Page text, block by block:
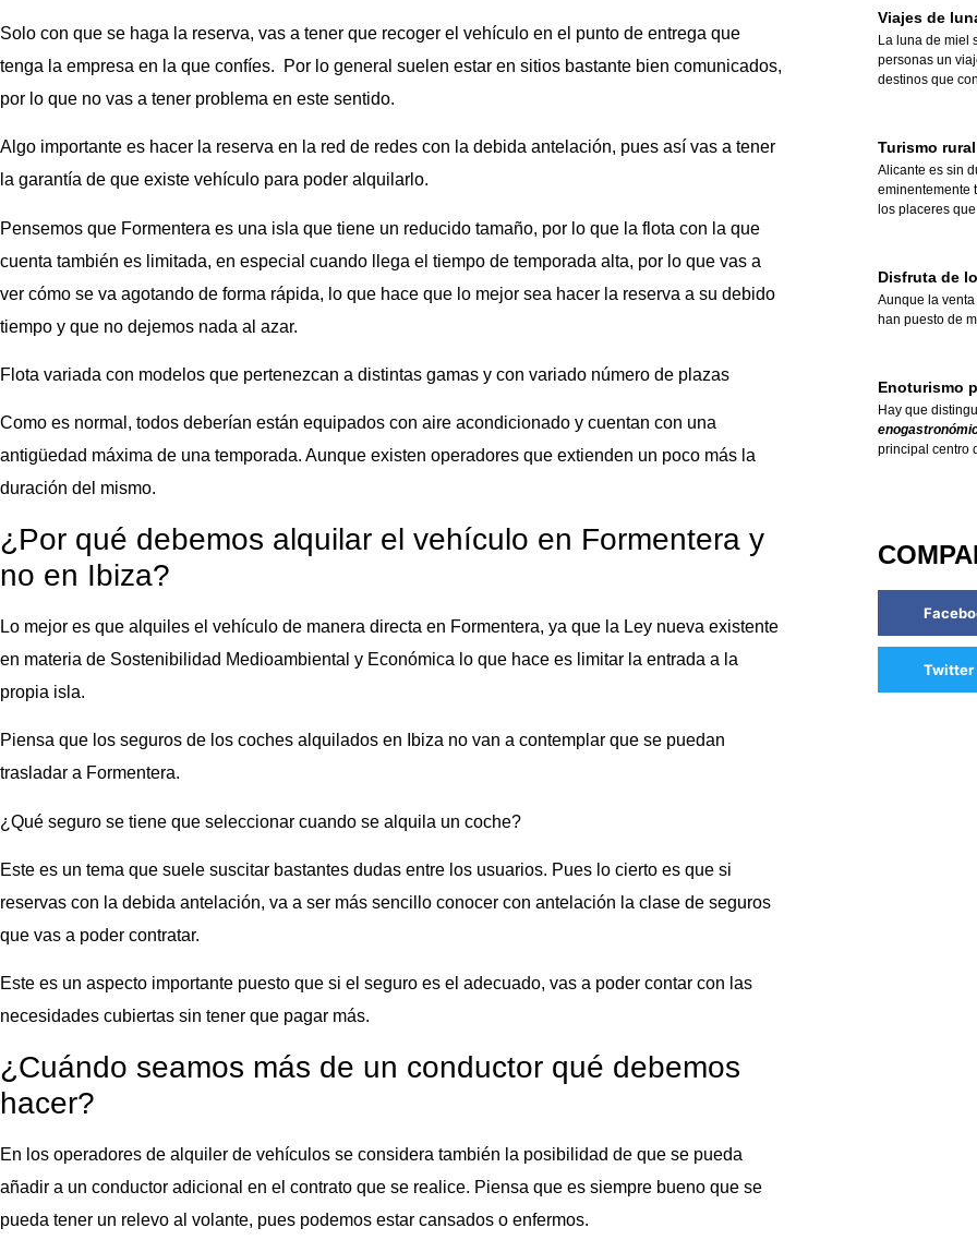
Solo con que se haga la reserva, vas a tener que recoger el vehículo en el punto de entrega que
tenga la empresa en la que confíes. Por lo general suelen estar en sitios bastante bien comunicados,
por lo que no vas a tener problema en este sentido.
Algo importante es hacer la reserva en la red de redes con la debida antelación, pues así vas a tener
la garantía de que existe vehículo para poder alquilarlo.
Pensemos que Formentera es una isla que tiene un reducido tamaño, por lo que la flota con la que
cuenta también es limitada, en especial cuando llega el tiempo de temporada alta, por lo que vas a
ver cómo se va agotando de forma rápida, lo que hace que lo mejor sea hacer la reserva a su debido
tiempo y que no dejemos nada al azar.
Flota variada con modelos que pertenezcan a distintas gamas y con variado número de plazas
Como es normal, todos deberían están equipados con aire acondicionado y cuentan con una
antigüedad máxima de una temporada. Aunque existen operadores que extienden un poco más la
duración del mismo.
¿Por qué debemos alquilar el vehículo en Formentera y
no en Ibiza?
Lo mejor es que alquiles el vehículo de manera directa en Formentera, ya que la Ley nueva existente
en materia de Sostenibilidad Medioambiental y Económica lo que hace es limitar la entrada a la
propia isla.
Piensa que los seguros de los coches alquilados en Ibiza no van a contemplar que se puedan
trasladar a Formentera.
¿Qué seguro se tiene que seleccionar cuando se alquila un coche?
Este es un tema que suele suscitar bastantes dudas entre los usuarios. Pues lo cierto es que si
reservas con la debida antelación, va a ser más sencillo conocer con antelación la clase de seguros
que vas a poder contratar.
Este es un aspecto importante puesto que si el seguro es el adecuado, vas a poder contar con las
necesidades cubiertas sin tener que pagar más.
¿Cuándo seamos más de un conductor qué debemos
hacer?
En los operadores de alquiler de vehículos se considera también la posibilidad de que se pueda
añadir a un conductor adicional en el contrato que se realice. Piensa que es siempre bueno que se
pueda tener un relevo al volante, pues podemos estar cansados o enfermos.
Viajes de
La luna de miel
personas un
destinos que
Turismo
Alicante es sin
eminentemente
los placeres que
Disfruta de
Aunque la
han puesto de
Enoturismo
Hay que
principal centro
Twitter